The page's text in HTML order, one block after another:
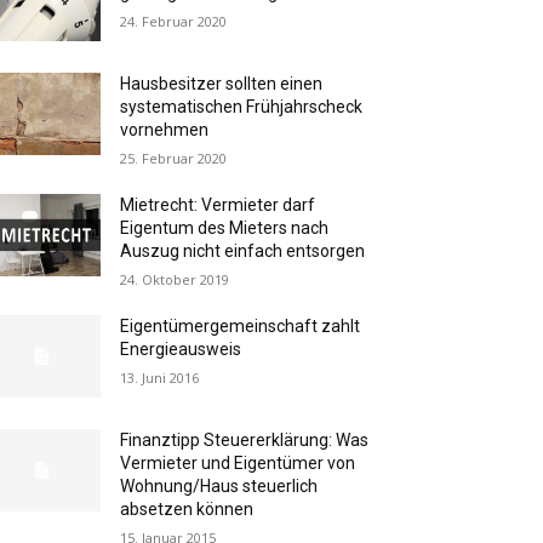
24. Februar 2020
Hausbesitzer sollten einen
systematischen Frühjahrscheck
vornehmen
25. Februar 2020
Mietrecht: Vermieter darf
Eigentum des Mieters nach
Auszug nicht einfach entsorgen
24. Oktober 2019
Eigentümergemeinschaft zahlt
Energieausweis
13. Juni 2016
Finanztipp Steuererklärung: Was
Vermieter und Eigentümer von
Wohnung/Haus steuerlich
absetzen können
15. Januar 2015